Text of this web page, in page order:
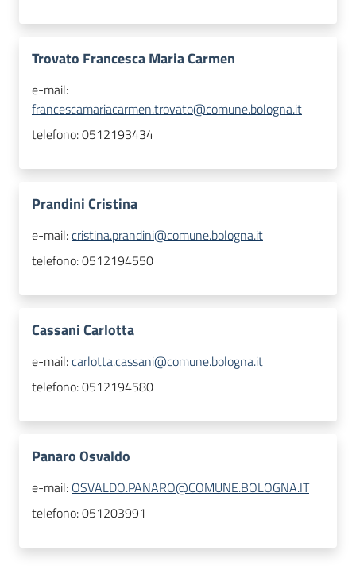
Trovato Francesca Maria Carmen
e-mail:
francescamariacarmen.trovato@comune.bologna.it
telefono:0512193434
Prandini Cristina
e-mail:cristina.prandini@comune.bologna.it
telefono:0512194550
Cassani Carlotta
e-mail:carlotta.cassani@comune.bologna.it
telefono:0512194580
Panaro Osvaldo
e-mail: OSVALDO.PANARO@COMUNE.BOLOGNA.IT
telefono:051203991